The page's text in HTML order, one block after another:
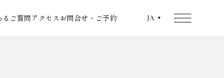
るご質問アクセスお問合せ・ご予約 JA